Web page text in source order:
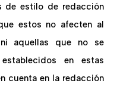
de estilo de redacción
estos no afecten al
aquellas que no se
en estas
cuenta en la redacción